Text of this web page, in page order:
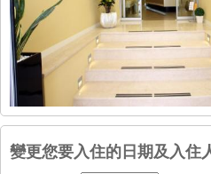
變更您要入住的日期及入住